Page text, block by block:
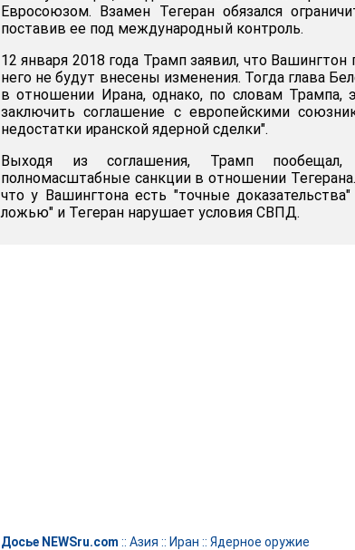
Евросоюзом. Взамен Тегеран обязался
поставив ее под международный контроль.
12 января 2018 года Трамп заявил, что
него не будут внесены изменения. Тогда глава
в отношении Ирана, однако, по словам
заключить соглашение с европейскими
недостатки иранской ядерной сделки".
Выходя из соглашения, Трамп пообещал,
полномасштабные санкции в отношении
что у Вашингтона есть "точные
ложью" и Тегеран нарушает условия СВПД.
Досье NEWSru.com :: Азия :: Иран :: Ядерное оружие